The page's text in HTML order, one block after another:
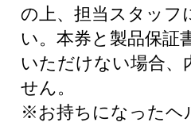
の上、担当スタッフ
い。本券と製品保証
いただけない場合、
せん。
※お持ちになったヘ